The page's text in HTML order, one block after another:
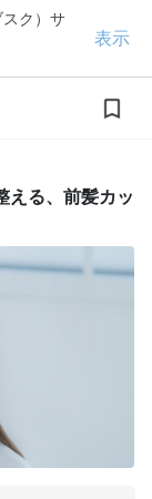
ク）サ
表示
える、前髪カッ